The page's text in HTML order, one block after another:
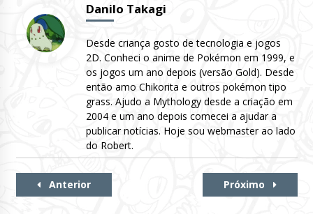
Danilo Takagi
Desde criança gosto de tecnologia e jogos
2D. Conheci o anime de Pokémon em 1999, e
os jogos um ano depois (versão Gold). Desde
então amo Chikorita e outros pokémon tipo
grass. Ajudo a Mythology desde a criação em
2004 e um ano depois comecei a ajudar a
publicar notícias. Hoje sou webmaster ao lado
do Robert.
Continue
Anterior Próximo